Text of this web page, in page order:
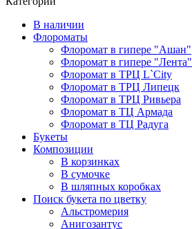
В наличии
Флороматы
Флоромат в гипере "Ашан"
Флоромат в гипере "Лента"
Флоромат в ТРЦ L`City
Флоромат в ТРЦ Липецк
Флоромат в ТРЦ Ривьера
Флоромат в ТЦ Армада
Флоромат в ТЦ Радуга
Букеты
Композиции
В корзинках
В сумочке
В шляпных коробках
Поиск букета по цветку
Альстромерия
Анигозантус